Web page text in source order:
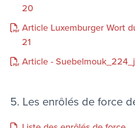
20
Article Luxemburger Wort
21
Article -
5. Les enrôlés de force